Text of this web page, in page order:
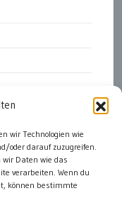
wir Technologien wie
oder darauf zuzugreifen.
Daten wie das
verarbeiten. Wenn du
können bestimmte